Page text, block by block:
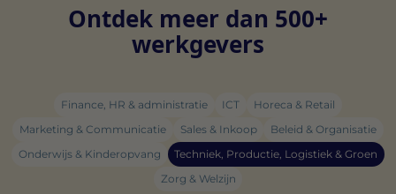
Ontdek meer dan 500+
werkgevers
Finance, HR & administratie ICT
Horeca & Retail
Marketing & Communicatie
Sales & Inkoop
Beleid & Organisatie
Onderwijs & Kinderopvang
Techniek, Productie, Logistiek & Groen
Zorg & Welzijn